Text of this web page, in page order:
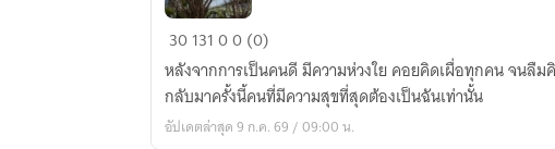
กลับ
มา
เพื่อ
เป็น
สาว
3013100 (0)
หลังจากการเป็นคนดี มีความห่วงใย คอยคิดเผื่อทุกคน จนลืม
กลับมาครั้งนี้คนที่มีความสุขที่สุดต้องเป็นฉันเท่านั้น
อัปเดตล่าสุด 9 ก.ค. 69 / 09:00 น.